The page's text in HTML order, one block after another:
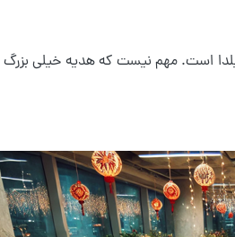
یلدا است. مهم نیست که هدیه خیلی